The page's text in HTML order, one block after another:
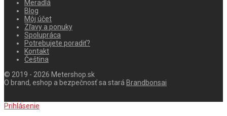
Meradlá
Blog
Môj účet
Zľavy a ponuky
Spolupráca
Potrebujete poradiť?
Kontakt
Čeština
© 2019 - 2026 Metershop.sk
O brand, eshop a bezpečnosť sa stará Brandbonsai
Prihlásenie